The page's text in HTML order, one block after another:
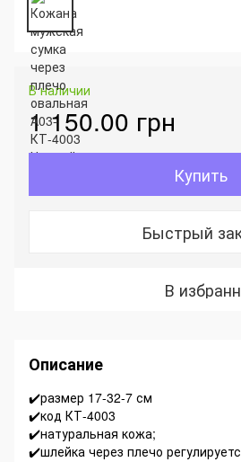
В наличии
1 150.00 грн
Купить
Быстрый
В
Описание
✔️размер 17-32-7 см
✔️код КТ-4003
✔️натуральная кожа;
✔️шлейка через плечо